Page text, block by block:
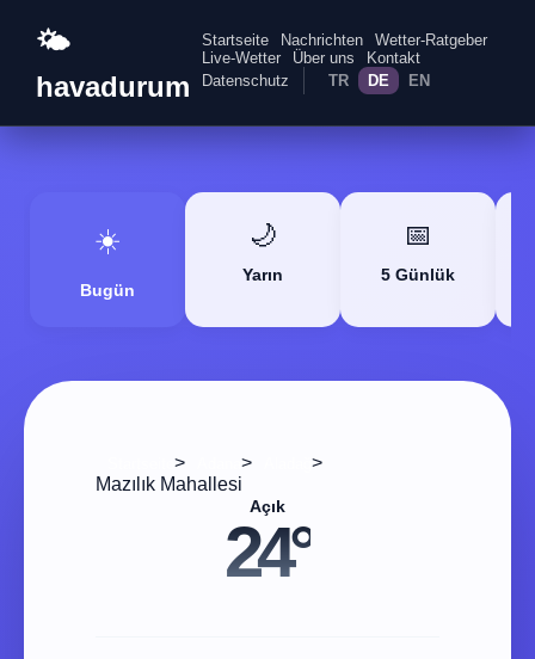
🌤️
havadurum
Startseite Nachrichten
Wetter-Ratgeber
Live-Wetter
Über uns
Kontakt
Datenschutz
TR DE EN
☀️
Bugün
🌙
Yarın
📅
5 Günlük
> >
>
Mazılık Mahallesi
Açık
24°